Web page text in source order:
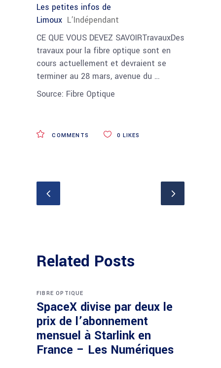
Les petites infos de
Limoux L’Indépendant
CE QUE VOUS DEVEZ SAVOIRTravauxDes
travaux pour la fibre optique sont en
cours actuellement et devraient se
terminer au 28 mars, avenue du …
Source: Fibre Optique
COMMENTS 0 LIKES
Related Posts
FIBRE OPTIQUE
SpaceX divise par deux le
prix de l’abonnement
mensuel à Starlink en
France – Les Numériques